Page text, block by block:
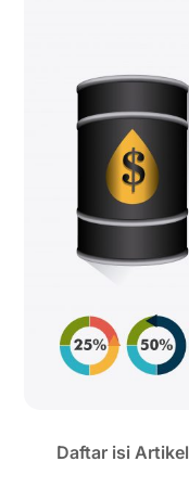
Daftar isi Artikel